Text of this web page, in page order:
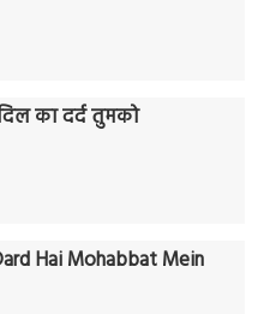
का दर्द तुमको
Hai Mohabbat Mein